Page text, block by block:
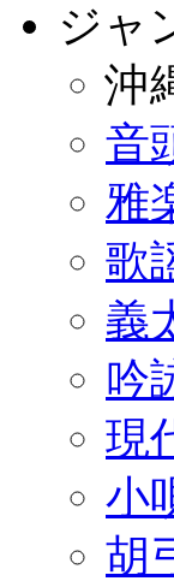
ジャ
沖
音
雅
歌
義
吟
現
小
胡